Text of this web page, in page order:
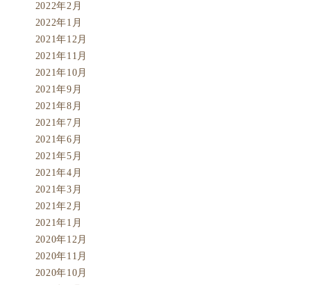
2022年2月
2022年1月
2021年12月
2021年11月
2021年10月
2021年9月
2021年8月
2021年7月
2021年6月
2021年5月
2021年4月
2021年3月
2021年2月
2021年1月
2020年12月
2020年11月
2020年10月